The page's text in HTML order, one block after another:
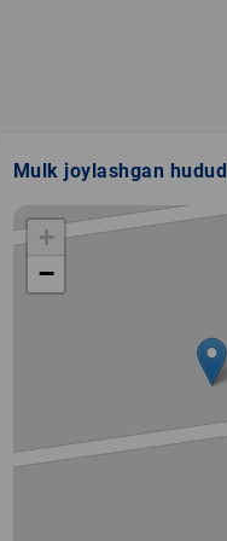
Mulk joylashgan hudud
+
−